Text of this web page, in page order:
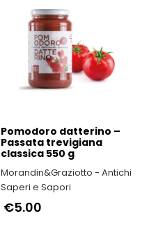
Pomodoro datterino –
Passata trevigiana
classica 550 g
Morandin&Graziotto - Antichi
Saperi e Sapori
€5.00